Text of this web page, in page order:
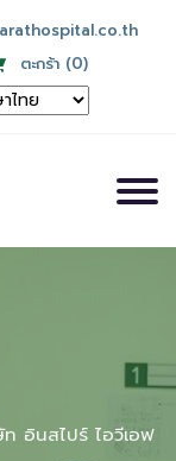
ตะกร้า (0)
อินสไปร์ ไอวีเอฟ